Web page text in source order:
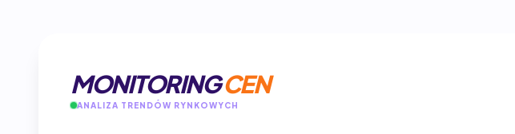
MONITORINGCEN
ANALIZA TRENDÓW RYNKOWYCH